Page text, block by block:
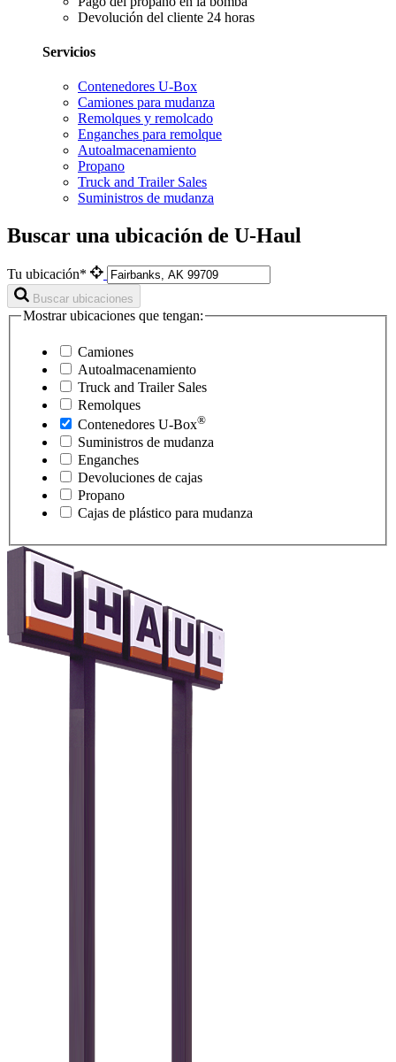
Devolución del cliente 24 horas
Servicios
Contenedores U-Box
Camiones para mudanza
Remolques y remolcado
Enganches para remolque
Autoalmacenamiento
Propano
Truck and Trailer Sales
Suministros de mudanza
Buscar una ubicación de U-Haul
Tu ubicación*
Buscar ubicaciones
Mostrar ubicaciones que tengan:
Camiones
Autoalmacenamiento
Truck and Trailer Sales
Remolques
Contenedores U-Box®
Suministros de mudanza
Enganches
Devoluciones de cajas
Propano
Cajas de plástico para mudanza